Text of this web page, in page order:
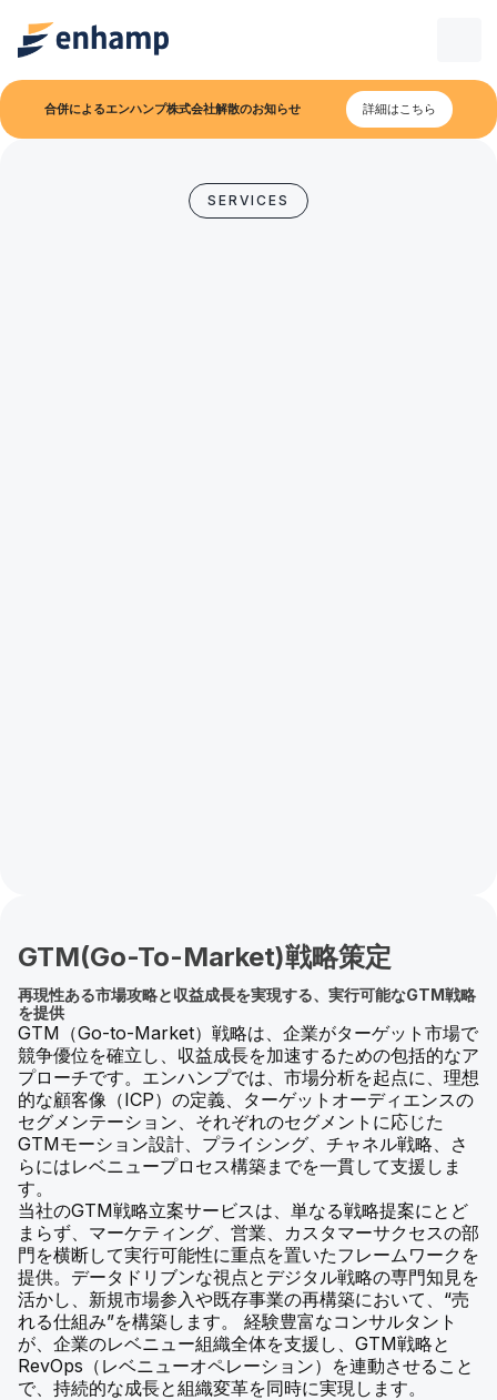
合併によるエンハンプ株式会社解散のお知らせ 詳細はこちら
SERVICES
GTM(Go-To-Market)戦略策定
再現性ある市場攻略と収益成長を実現する、実行可能なGTM戦略
を提供
GTM（Go-to-Market）戦略は、企業がターゲット市場で
競争優位を確立し、収益成長を加速するための包括的なア
プローチです。エンハンプでは、市場分析を起点に、理想
的な顧客像（ICP）の定義、ターゲットオーディエンスの
セグメンテーション、それぞれのセグメントに応じた
GTMモーション設計、プライシング、チャネル戦略、さ
らにはレベニュープロセス構築までを一貫して支援しま
す。
当社のGTM戦略立案サービスは、単なる戦略提案にとど
まらず、マーケティング、営業、カスタマーサクセスの部
門を横断して実行可能性に重点を置いたフレームワークを
提供。データドリブンな視点とデジタル戦略の専門知見を
活かし、新規市場参入や既存事業の再構築において、“売
れる仕組み”を構築します。 経験豊富なコンサルタント
が、企業のレベニュー組織全体を支援し、GTM戦略と
RevOps（レベニューオペレーション）を連動させること
で、持続的な成長と組織変革を同時に実現します。